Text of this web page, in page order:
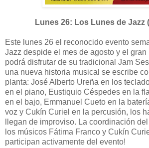
Lunes 26: Los Lunes de Jazz
Este lunes 26 el reconocido evento
Jazz despide el mes de agosto y el
podrá disfrutar de su tradicional Jam
una nueva historia musical se escribe
planta: José Alberto Ureña en los
en el piano, Eustiquio Céspedes en la
en el bajo, Emmanuel Cueto en la
voz y Cukín Curiel en la percusión, los
llegan de improviso. La coordinación
los músicos Fátima Franco y Cukín
participan activamente del evento!